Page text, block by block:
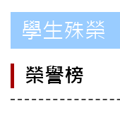
學生殊榮
榮譽榜